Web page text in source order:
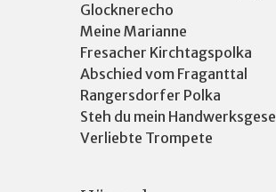
Glocknerecho
Meine Marianne
Fresacher Kirchtagspolka
Abschied vom Fraganttal
Rangersdorfer Polka
Steh du mein Handwerksgesell
Verliebte Trompete